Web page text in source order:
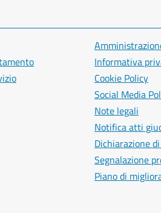
Informativa
Cookie Policy
Social Media
Note legali
Notifica atti
Dichiarazione
Segnalazione
Piano di